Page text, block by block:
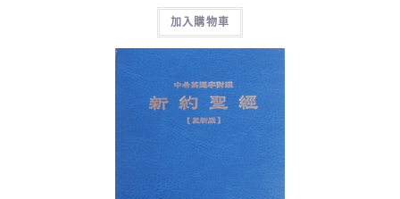
加入購物車